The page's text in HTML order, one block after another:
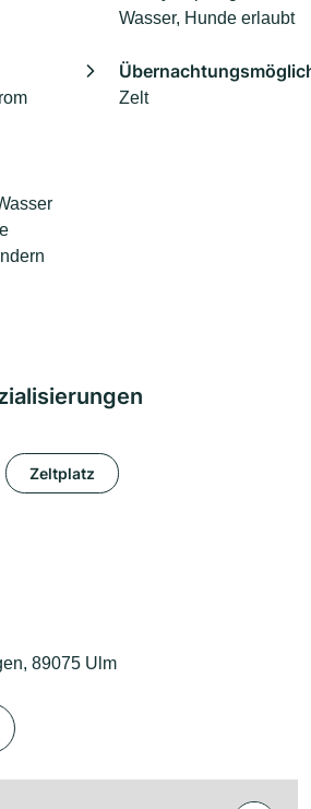
Wasser, Hunde erlaubt
Zelt
Zeltplatz
89075 Ulm